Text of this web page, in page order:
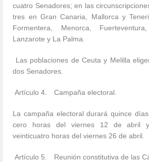
cuatro Senadores; en las
tres en Gran Canaria, Mallorca y
Formentera, Menorca,
Lanzarote y La Palma.
Las poblaciones de Ceuta y Melilla
dos Senadores.
Artículo 4. Campaña electoral.
La campaña electoral durará quince
cero horas del viernes 12 de abril
veinticuatro horas del viernes 26 de abril.
Artículo 5. Reunión constitutiva de las